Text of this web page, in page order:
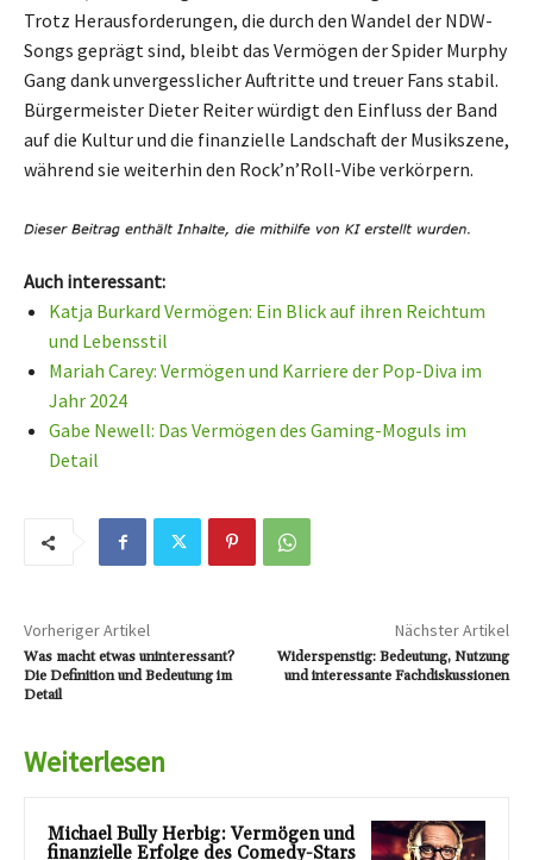
Trotz Herausforderungen, die durch den Wandel der NDW-
Songs geprägt sind, bleibt das Vermögen der Spider Murphy
Gang dank unvergesslicher Auftritte und treuer Fans stabil.
Bürgermeister Dieter Reiter würdigt den Einfluss der Band
auf die Kultur und die finanzielle Landschaft der Musikszene,
während sie weiterhin den Rock’n’Roll-Vibe verkörpern.
Auch interessant:
Katja Burkard Vermögen: Ein Blick auf ihren Reichtum
und Lebensstil
Mariah Carey: Vermögen und Karriere der Pop-Diva im
Jahr 2024
Gabe Newell: Das Vermögen des Gaming-Moguls im
Detail
Vorheriger Artikel
Was macht etwas uninteressant?
Die Definition und Bedeutung im
Detail
Nächster Artikel
Widerspenstig: Bedeutung, Nutzung
und interessante Fachdiskussionen
Weiterlesen
Michael Bully Herbig: Vermögen und
finanzielle Erfolge des Comedy-Stars